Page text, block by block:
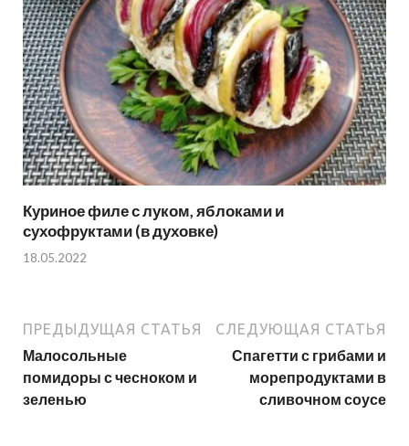
Куриное филе с луком, яблоками и
сухофруктами (в духовке)
18.05.2022
ПРЕДЫДУЩАЯ СТАТЬЯ
Малосольные
помидоры с чесноком и
зеленью
СЛЕДУЮЩАЯ СТАТЬЯ
Спагетти с грибами и
морепродуктами в
сливочном соусе